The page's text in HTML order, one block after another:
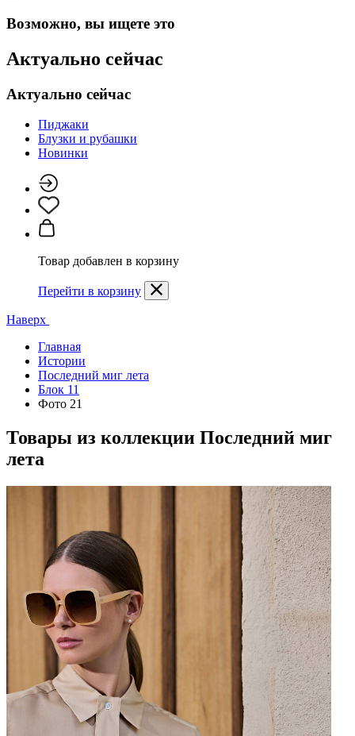
Возможно, вы ищете это
Актуально сейчас
Актуально сейчас
Пиджаки
Блузки и рубашки
Новинки
Товар добавлен в корзину
Перейти в корзину
Наверх
Главная
Истории
Последний миг лета
Блок 11
Фото 21
Товары из коллекции Последний миг
лета